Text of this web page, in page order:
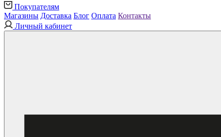
Покупателям
Магазины Доставка Блог Оплата Контакты
Личный кабинет